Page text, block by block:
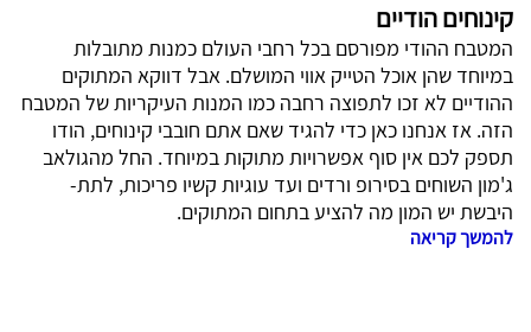
קינוחים הודיים
המטבח ההודי מפורסם בכל רחבי העולם כמנות מתובלות
במיוחד שהן אוכל הטייק אווי המושלם. אבל דווקא המתוקים
ההודיים לא זכו לתפוצה רחבה כמו המנות העיקריות של המטבח
הזה. אז אנחנו כאן כדי להגיד שאם אתם חובבי קינוחים, הודו
תספק לכם אין סוף אפשרויות מתוקות במיוחד. החל מהגולאב
ג'מון השוחים בסירופ ורדים ועד עוגיות קשיו פריכות, לתת-
היבשת יש המון מה להציע בתחום המתוקים.
להמשך קריאה